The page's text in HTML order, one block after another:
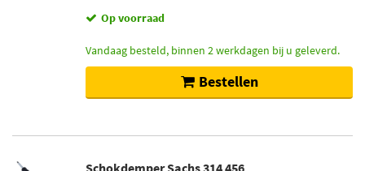
Op voorraad
Vandaag besteld, binnen 2 werkdagen bij u geleverd.
Bestellen
Schokdemper Sachs 314 456